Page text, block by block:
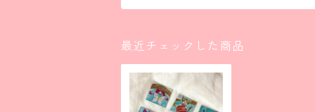
最近チェックした商品